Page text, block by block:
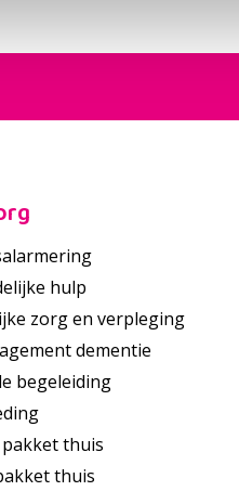
hulp
zorg en verpleging
dementie
begeleiding
thuis
thuis